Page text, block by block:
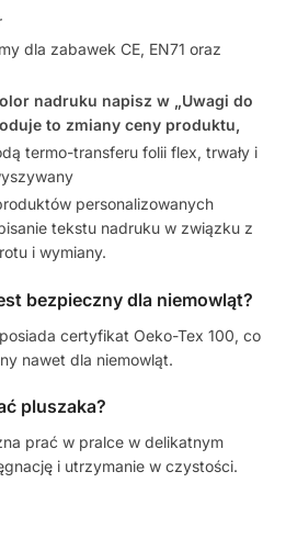
dla zabawek CE, EN71 oraz
nadruku napisz w „Uwagi do
to zmiany ceny produktu,
termo-transferu folii flex, trwały i
personalizowanych
tekstu nadruku w związku z
i wymiany.
bezpieczny dla niemowląt?
certyfikat Oeko-Tex 100, co
nawet dla niemowląt.
pluszaka?
prać w pralce w delikatnym
i utrzymanie w czystości.